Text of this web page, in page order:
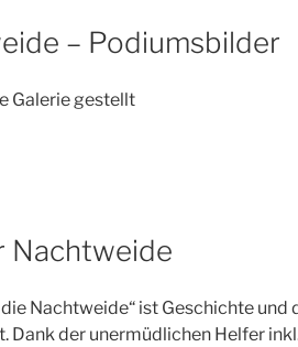
– Podiumsbilder
Galerie gestellt
Nachtweide
Nachtweide“ ist Geschichte und
Dank der unermüdlichen Helfer